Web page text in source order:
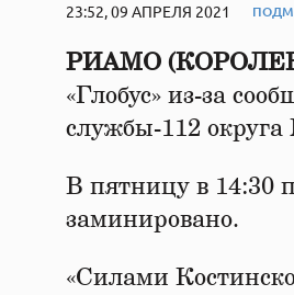
23:52, 09 АПРЕЛЯ 2021
РИАМО
«Глобус» из-за
службы-112
В пятницу в 14:30
заминировано.
«Силами